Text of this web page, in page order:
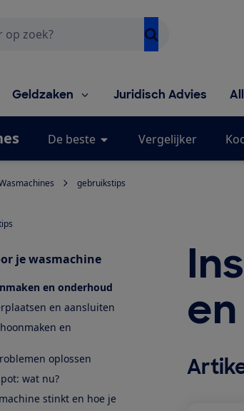
Geldzaken Juridisch Advies
De beste Vergelijker
gebruikstips
je wasmachine
en onderhoud
en aansluiten
en
oplossen
wat nu?
stinkt en hoe je